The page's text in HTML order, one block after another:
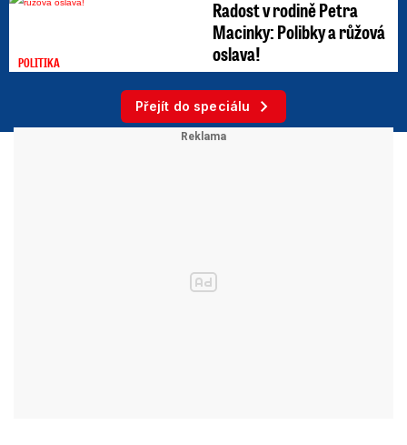
POLITIKA
Radost v rodině Petra
Macinky: Polibky a růžová
oslava!
Přejít do speciálu